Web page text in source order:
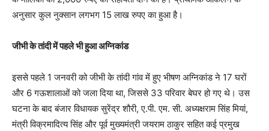
अनुसार कुल नुक्सान लगभग 15 लाख रुपए का हुआ है।
जीभी के तांदी में पहले भी हुआ अग्निकांड
इससे पहले 1 जनवरी को जीभी के तांदी गांव में हुए भीषण अग्निकांड ने 17 घरों
और 6 गऊशालाओं को जला दिया था, जिससे 33 परिवार बेघर हो गए थे। उस
घटना के बाद बंजार विधायक सुरेंद्र शौरी, ए.पी. एम. सी. अध्यक्षराम सिंह मियां,
मंत्री विक्रमादित्य सिंह और पूर्व मुख्यमंत्री जयराम ठाकुर सहित कई प्रमुख